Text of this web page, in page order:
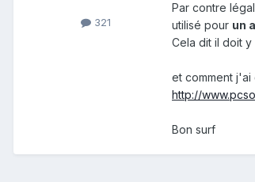
321
Par contre
utilisé pour un
Cela dit il doit y
et comment
http://
Bon surf